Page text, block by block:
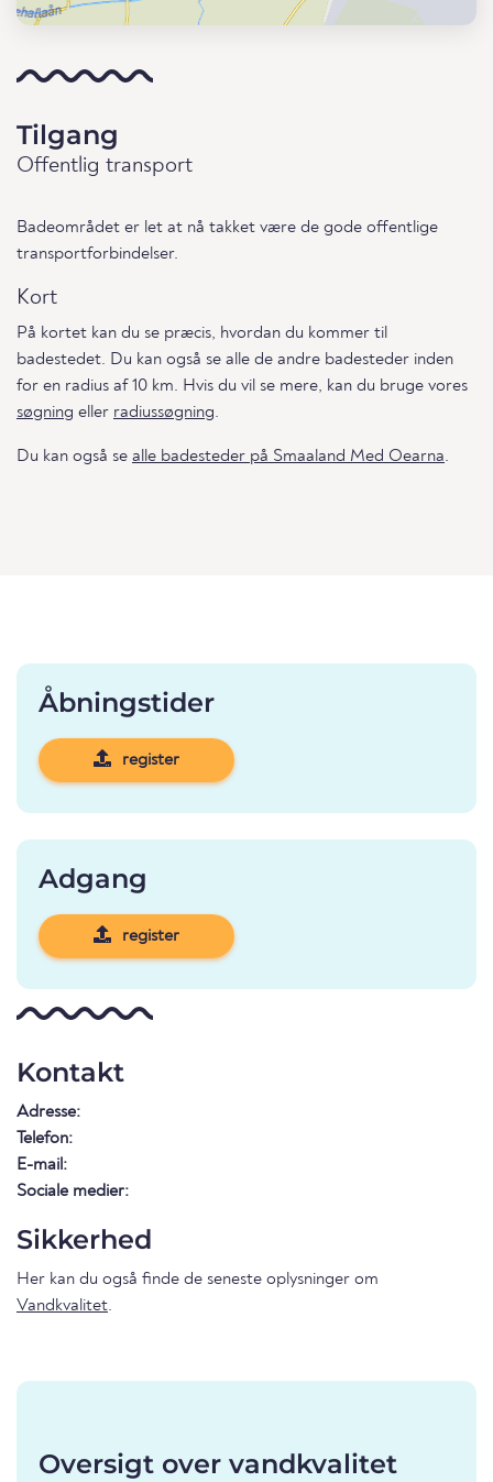
Tilgang
Offentlig transport
Badeområdet er let at nå takket være de gode offentlige
transportforbindelser.
Kort
På kortet kan du se præcis, hvordan du kommer til
badestedet. Du kan også se alle de andre badesteder inden
for en radius af 10 km. Hvis du vil se mere, kan du bruge vores
søgning eller radiussøgning.
Du kan også se alle badesteder på Smaaland Med Oearna.
Åbningstider
register
Adgang
register
Kontakt
Adresse:
Telefon:
E-mail:
Sociale medier:
Sikkerhed
Her kan du også finde de seneste oplysninger om
Vandkvalitet.
Oversigt over vandkvalitet